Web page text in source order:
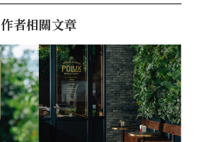
作者相關文章